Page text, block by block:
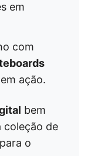
em
com
ação.
bem
coleção de
o